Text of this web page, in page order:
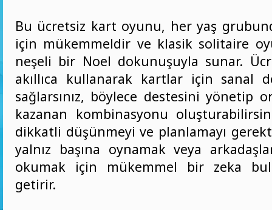
Bu ücretsiz kart oyunu, her yaş
için mükemmeldir ve klasik solitaire
neşeli bir Noel dokunuşuyla sunar.
akıllıca kullanarak kartlar için sanal
sağlarsınız, böylece destesini yönetip
kazanan kombinasyonu
dikkatli düşünmeyi ve planlamayı
yalnız başına oynamak veya
okumak için mükemmel bir zeka
getirir.